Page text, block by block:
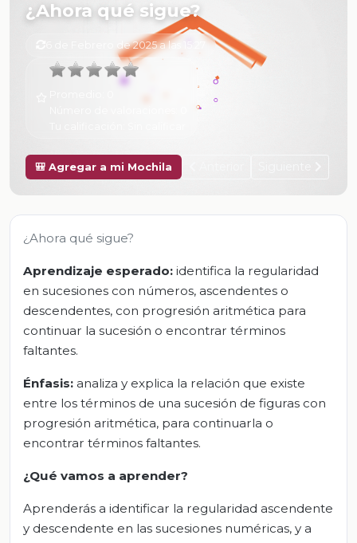
¿Ahora qué sigue?
6 de Febrero de 2025 a las 15:27
🎒 Agregar a mi Mochila
¿Ahora qué sigue?
Aprendizaje esperado: identifica la regularidad
en sucesiones con números, ascendentes o
descendentes, con progresión aritmética para
continuar la sucesión o encontrar términos
faltantes.
Énfasis: analiza y explica la relación que existe
entre los términos de una sucesión de figuras con
progresión aritmética, para continuarla o
encontrar términos faltantes.
¿Qué vamos a aprender?
Aprenderás a identificar la regularidad ascendente
y descendente en las sucesiones numéricas, y a